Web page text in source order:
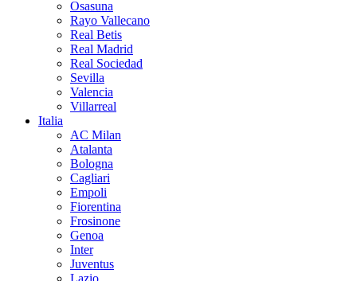
Osasuna
Rayo Vallecano
Real Betis
Real Madrid
Real Sociedad
Sevilla
Valencia
Villarreal
Italia
AC Milan
Atalanta
Bologna
Cagliari
Empoli
Fiorentina
Frosinone
Genoa
Inter
Juventus
Lazio